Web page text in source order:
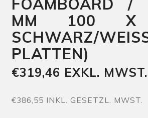
FOAMBOARD /
MM 100 X
SCHWARZ/
PLATTEN)
€319,46 EXKL. MWST.
€386,55 INKL. GESETZL. MWST.